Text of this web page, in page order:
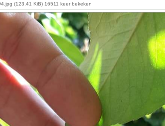
(123.41 KiB) 16511 keer bekeken